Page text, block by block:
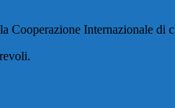
Internazionale di